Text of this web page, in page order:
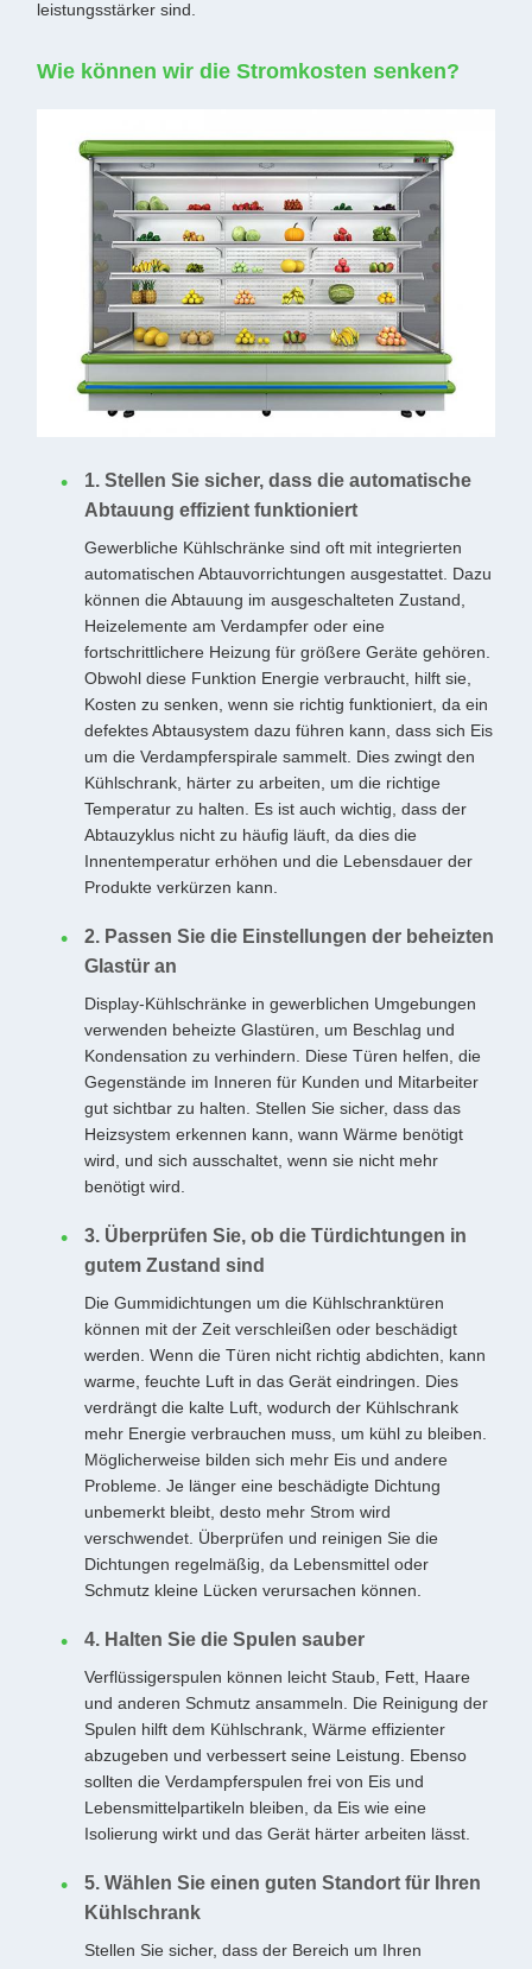
leistungsstärker sind.
Wie können wir die Stromkosten senken?
1. Stellen Sie sicher, dass die automatische
Abtauung effizient funktioniert
Gewerbliche Kühlschränke sind oft mit integrierten
automatischen Abtauvorrichtungen ausgestattet. Dazu
können die Abtauung im ausgeschalteten Zustand,
Heizelemente am Verdampfer oder eine
fortschrittlichere Heizung für größere Geräte gehören.
Obwohl diese Funktion Energie verbraucht, hilft sie,
Kosten zu senken, wenn sie richtig funktioniert, da ein
defektes Abtausystem dazu führen kann, dass sich Eis
um die Verdampferspirale sammelt. Dies zwingt den
Kühlschrank, härter zu arbeiten, um die richtige
Temperatur zu halten. Es ist auch wichtig, dass der
Abtauzyklus nicht zu häufig läuft, da dies die
Innentemperatur erhöhen und die Lebensdauer der
Produkte verkürzen kann.
2. Passen Sie die Einstellungen der beheizten
Glastür an
Display-Kühlschränke in gewerblichen Umgebungen
verwenden beheizte Glastüren, um Beschlag und
Kondensation zu verhindern. Diese Türen helfen, die
Gegenstände im Inneren für Kunden und Mitarbeiter
gut sichtbar zu halten. Stellen Sie sicher, dass das
Heizsystem erkennen kann, wann Wärme benötigt
wird, und sich ausschaltet, wenn sie nicht mehr
benötigt wird.
3. Überprüfen Sie, ob die Türdichtungen in
gutem Zustand sind
Die Gummidichtungen um die Kühlschranktüren
können mit der Zeit verschleißen oder beschädigt
werden. Wenn die Türen nicht richtig abdichten, kann
warme, feuchte Luft in das Gerät eindringen. Dies
verdrängt die kalte Luft, wodurch der Kühlschrank
mehr Energie verbrauchen muss, um kühl zu bleiben.
Möglicherweise bilden sich mehr Eis und andere
Probleme. Je länger eine beschädigte Dichtung
unbemerkt bleibt, desto mehr Strom wird
verschwendet. Überprüfen und reinigen Sie die
Dichtungen regelmäßig, da Lebensmittel oder
Schmutz kleine Lücken verursachen können.
4. Halten Sie die Spulen sauber
Verflüssigerspulen können leicht Staub, Fett, Haare
und anderen Schmutz ansammeln. Die Reinigung der
Spulen hilft dem Kühlschrank, Wärme effizienter
abzugeben und verbessert seine Leistung. Ebenso
sollten die Verdampferspulen frei von Eis und
Lebensmittelpartikeln bleiben, da Eis wie eine
Isolierung wirkt und das Gerät härter arbeiten lässt.
5. Wählen Sie einen guten Standort für Ihren
Kühlschrank
Stellen Sie sicher, dass der Bereich um Ihren